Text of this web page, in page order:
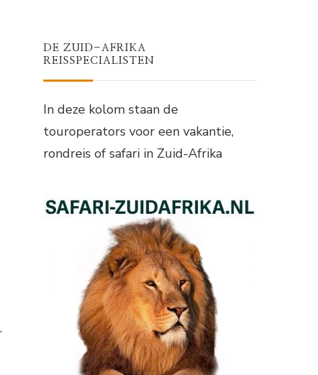
DE ZUID-AFRIKA
REISSPECIALISTEN
In deze kolom staan de
touroperators voor een vakantie,
rondreis of safari in Zuid-Afrika